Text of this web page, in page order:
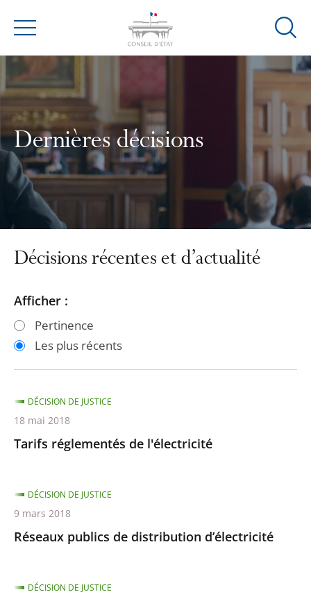
Menu
Ouvrir
Dernières décisions
Décisions récentes et d’actualité
Passer
les
filtres
après
Passer
les
filtres
avant
Afficher :
Pertinence
Les plus récents
Tarifs réglementés de l'électricité
DÉCISION DE JUSTICE
18 mai 2018
Réseaux publics de distribution d’électricité
DÉCISION DE JUSTICE
9 mars 2018
DÉCISION DE JUSTICE